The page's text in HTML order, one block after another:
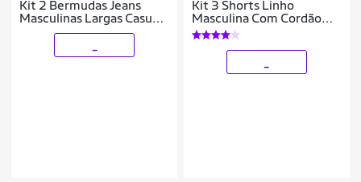
Kit 2 Bermudas Jeans
Masculinas Largas Casual
com Elástico e Cordão
Kit 3 Shorts Linho
Masculina Com Cordão
Bermuda Casual Verão